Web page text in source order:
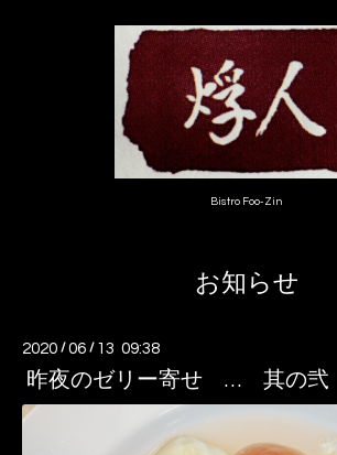
Bistro Foo-Zin
お知らせ
2020 /06 / 13 09:38
昨夜のゼリー寄せ … 其の弐